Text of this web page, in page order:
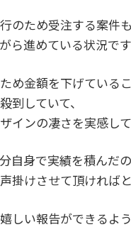
のため受注する案件
ら進めている状況で
め金額を下げている
到していて、
インの凄さを実感し
自身で実績を積んだ
掛けさせて頂ければ
嬉しい報告ができるよ